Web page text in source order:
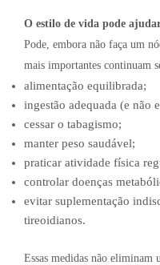
O estilo de vida pode
Pode, embora não faça um
mais importantes continuam
alimentação equilibrada;
ingestão adequada (e não
cessar o tabagismo;
manter peso saudável;
praticar atividade física
controlar doenças
evitar suplementação
tireoidianos.
Essas medidas não